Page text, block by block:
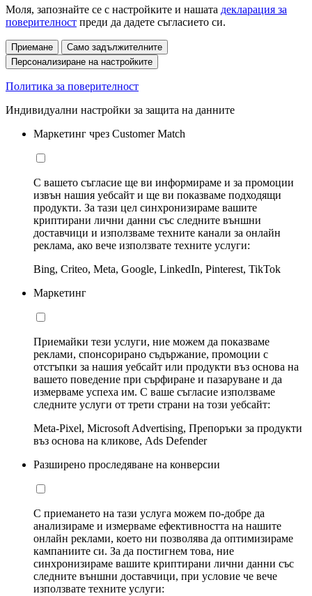
Моля, запознайте се с настройките и нашата декларация за
поверителност преди да дадете съгласието си.
Приемане
Само задължителните
Персонализиране на настройките
Политика за поверителност
Индивидуални настройки за защита на данните
Маркетинг чрез Customer Match
С вашето съгласие ще ви информираме и за промоции
извън нашия уебсайт и ще ви показваме подходящи
продукти. За тази цел синхронизираме вашите
криптирани лични данни със следните външни
доставчици и използваме техните канали за онлайн
реклама, ако вече използвате техните услуги:
Bing, Criteo, Meta, Google, LinkedIn, Pinterest, TikTok
Маркетинг
Приемайки тези услуги, ние можем да показваме
реклами, спонсорирано съдържание, промоции с
отстъпки за нашия уебсайт или продукти въз основа на
вашето поведение при сърфиране и пазаруване и да
измерваме успеха им. С ваше съгласие използваме
следните услуги от трети страни на този уебсайт:
Meta-Pixel, Microsoft Advertising, Препоръки за продукти
въз основа на кликове, Ads Defender
Разширено проследяване на конверсии
С приемането на тази услуга можем по-добре да
анализираме и измерваме ефективността на нашите
онлайн реклами, което ни позволява да оптимизираме
кампаниите си. За да постигнем това, ние
синхронизираме вашите криптирани лични данни със
следните външни доставчици, при условие че вече
използвате техните услуги: